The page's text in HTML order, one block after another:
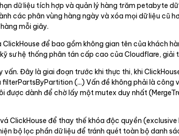
dữ liệu tích hợp và quản lý hàng trăm petabyte
các phân vùng hàng ngày và xóa mọi dữ liệu cũ
mỗi giây.
để bao gồm không gian tên của khách
sư hệ thống phân tán cấp cao của Cloudflare, giải
Đây là giai đoạn trước khi thực thi, khi
(...) Vấn đề không phải là công
được dành để chờ lấy một mutex duy nhất
ClickHouse để thay thế khóa độc quyền
bộ lọc phần dữ liệu để tránh quét toàn bộ danh